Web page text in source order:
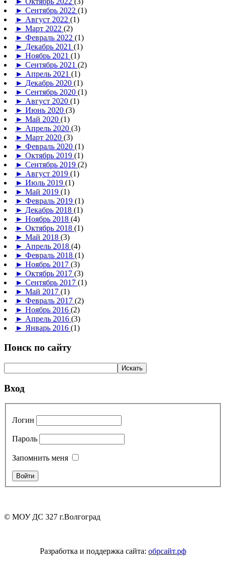
► Сентябрь 2022 (1)
► Август 2022 (1)
► Март 2022 (2)
► Февраль 2022 (1)
► Декабрь 2021 (1)
► Ноябрь 2021 (1)
► Сентябрь 2021 (2)
► Апрель 2021 (1)
► Декабрь 2020 (1)
► Сентябрь 2020 (1)
► Август 2020 (1)
► Июнь 2020 (3)
► Май 2020 (1)
► Апрель 2020 (3)
► Март 2020 (3)
► Февраль 2020 (1)
► Октябрь 2019 (1)
► Сентябрь 2019 (2)
► Август 2019 (1)
► Июль 2019 (1)
► Май 2019 (1)
► Февраль 2019 (1)
► Декабрь 2018 (1)
► Ноябрь 2018 (4)
► Октябрь 2018 (1)
► Май 2018 (3)
► Апрель 2018 (4)
► Февраль 2018 (1)
► Ноябрь 2017 (3)
► Октябрь 2017 (3)
► Сентябрь 2017 (1)
► Май 2017 (1)
► Февраль 2017 (2)
► Ноябрь 2016 (2)
► Апрель 2016 (3)
► Январь 2016 (1)
Поиск по сайту
Вход
Логин
Пароль
Запомнить меня
© МОУ ДС 327 г.Волгоград
Разработка и поддержка сайта: обрсайт.рф